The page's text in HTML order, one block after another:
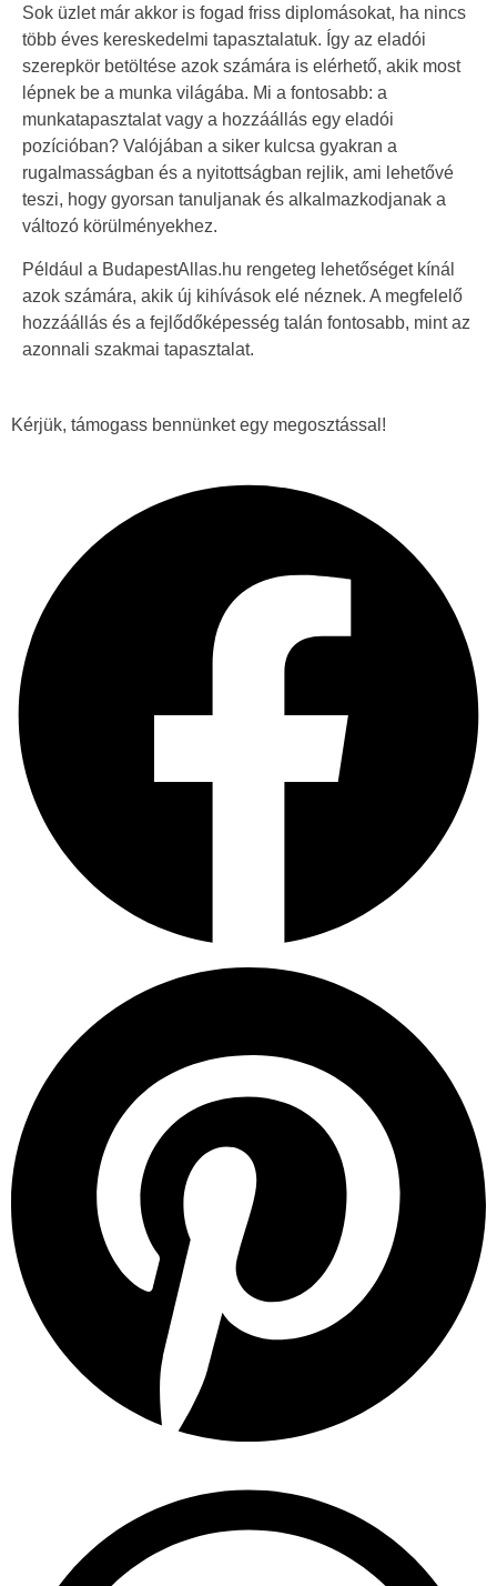
Sok üzlet már akkor is fogad friss diplomásokat, ha nincs
több éves kereskedelmi tapasztalatuk. Így az eladói
szerepkör betöltése azok számára is elérhető, akik most
lépnek be a munka világába. Mi a fontosabb: a
munkatapasztalat vagy a hozzáállás egy eladói
pozícióban? Valójában a siker kulcsa gyakran a
rugalmasságban és a nyitottságban rejlik, ami lehetővé
teszi, hogy gyorsan tanuljanak és alkalmazkodjanak a
változó körülményekhez.
Például a BudapestAllas.hu rengeteg lehetőséget kínál
azok számára, akik új kihívások elé néznek. A megfelelő
hozzáállás és a fejlődőképesség talán fontosabb, mint az
azonnali szakmai tapasztalat.
Kérjük, támogass bennünket egy megosztással!